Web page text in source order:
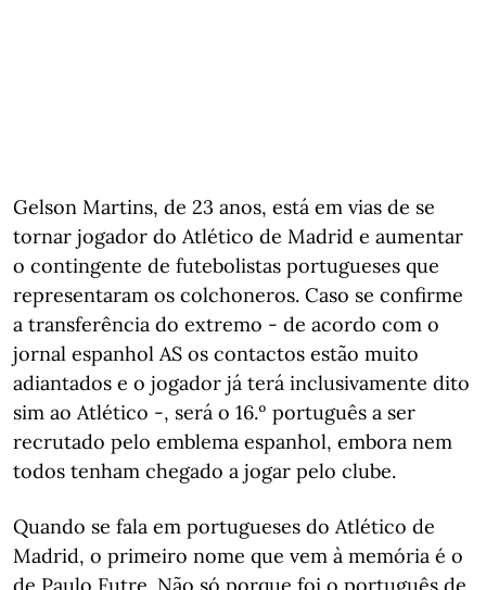
Gelson Martins, de 23 anos, está em vias de se
tornar jogador do Atlético de Madrid e aumentar
o contingente de futebolistas portugueses que
representaram os colchoneros. Caso se confirme
a transferência do extremo - de acordo com o
jornal espanhol AS os contactos estão muito
adiantados e o jogador já terá inclusivamente dito
sim ao Atlético -, será o 16.º português a ser
recrutado pelo emblema espanhol, embora nem
todos tenham chegado a jogar pelo clube.
Quando se fala em portugueses do Atlético de
Madrid, o primeiro nome que vem à memória é o